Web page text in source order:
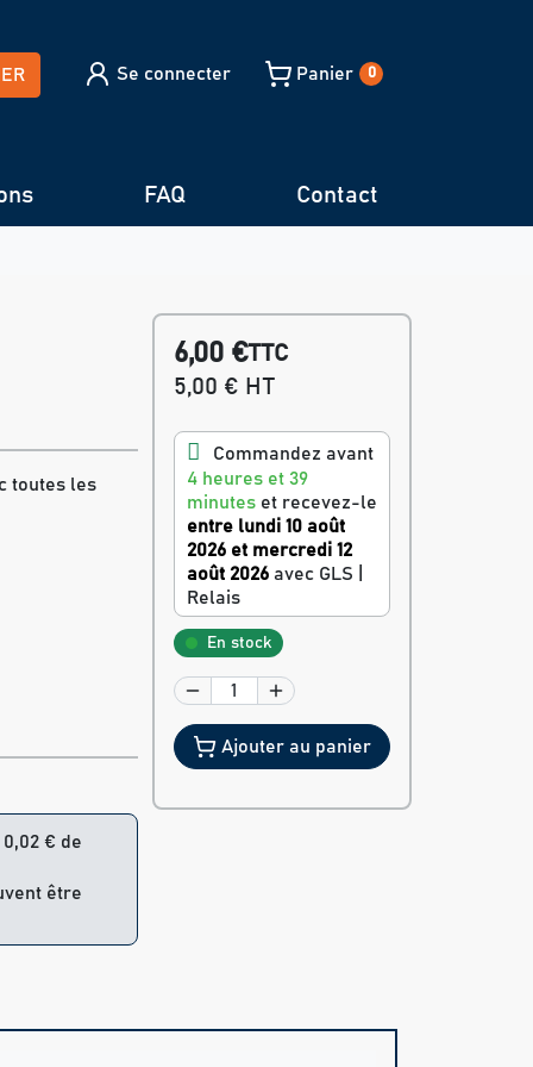
Se connecter Panier 0
FAQ Contact
toutes les
0,02 € de
être
6,00 €TTC
5,00 € HT
Commandez avant
4 heures et 39
minuteset recevez-le
entre lundi 10 août
2026 et mercredi 12
août 2026 avec GLS |
Relais
En stock
Ajouter au panier